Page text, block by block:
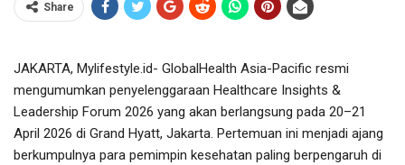
Share
JAKARTA, Mylifestyle.id- GlobalHealth Asia-Pacific resmi
mengumumkan penyelenggaraan Healthcare Insights &
Leadership Forum 2026 yang akan berlangsung pada 20–21
April 2026 di Grand Hyatt, Jakarta. Pertemuan ini menjadi ajang
berkumpulnya para pemimpin kesehatan paling berpengaruh di